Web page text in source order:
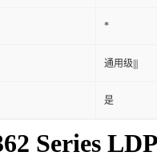
LDPE
25KG一包
*
通用级|||